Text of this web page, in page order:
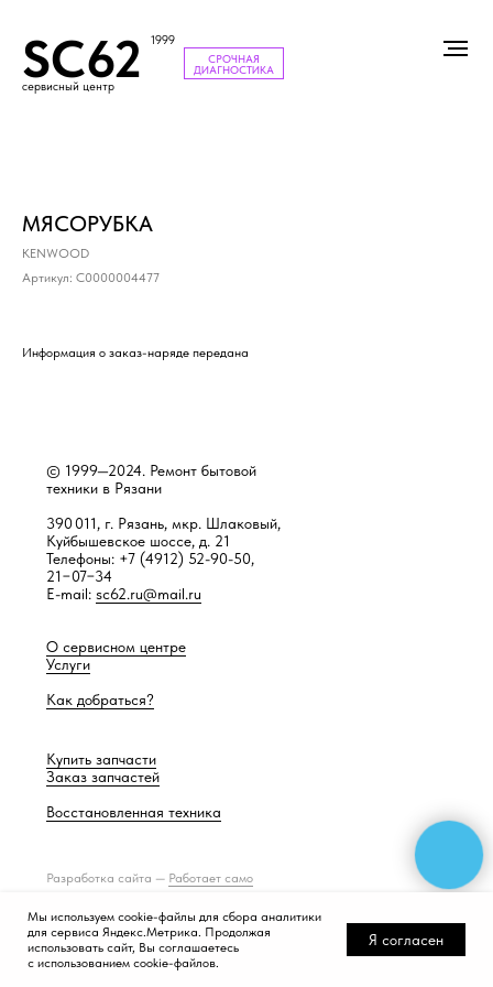
SC62 1999
сервисный центр
СРОЧНАЯ
ДИАГНОСТИКА
МЯСОРУБКА
KENWOOD
Артикул: С0000004477
Информация о заказ-наряде передана
Разработка сайта — Работает само
© 1999—2024. Ремонт бытовой
техники в Рязани
390 011, г. Рязань, мкр. Шлаковый,
Куйбышевское шоссе, д. 21
Телефоны: +7 (4912) 52-90-50,
21−07−34
E-mail: sc62.ru@mail.ru
О сервисном центре
Услуги
Как добраться?
Купить запчасти
Заказ запчастей
Восстановленная техника
Мы используем cookie-файлы для сбора аналитики
для сервиса Яндекс.Метрика. Продолжая
использовать сайт, Вы соглашаетесь
с использованием cookie-файлов.
Я согласен